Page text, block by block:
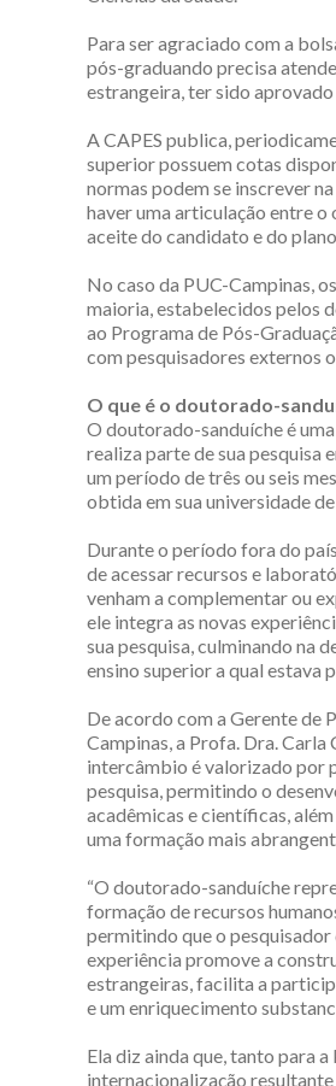
Para ser agraciado com a
pós-graduando precisa
estrangeira, ter sido
A CAPES publica,
superior possuem cotas
normas podem se inscrever
haver uma articulação entre
aceite do candidato e do
No caso da PUC-Campinas,
maioria, estabelecidos pelos
ao Programa de Pós-
com pesquisadores externos
O que é o doutorado-
O doutorado-sanduíche é
realiza parte de sua pesquisa
um período de três ou seis
obtida em sua universidade
Durante o período fora do
de acessar recursos e
venham a complementar ou
ele integra as novas
sua pesquisa, culminando na
ensino superior a qual estava
De acordo com a Gerente de
Campinas, a Profa. Dra. Carla
intercâmbio é valorizado por
pesquisa, permitindo o
acadêmicas e científicas,
uma formação mais
“O doutorado-sanduíche
formação de recursos
permitindo que o pesquisador
experiência promove a
estrangeiras, facilita a
e um enriquecimento
Ela diz ainda que, tanto para
internacionalização